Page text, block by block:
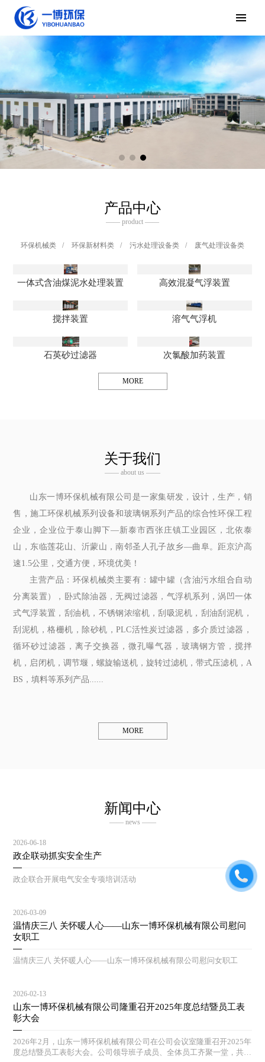
产品中心
—— product ——
环保机械类 / 环保新材料类 / 污水处理设备类 / 废气处理设备类
一体式含油煤泥水处理装置 高效混凝气浮装置
搅拌装置 溶气气浮机
石英砂过滤器 次氯酸加药装置
MORE
关于我们
—— about us ——
山东一博环保机械有限公司是一家集研发，设计，生产，销
售，施工环保机械系列设备和玻璃钢系列产品的综合性环保工程
企业，企业位于泰山脚下—新泰市西张庄镇工业园区，北依泰
山，东临莲花山、沂蒙山，南邻圣人孔子故乡—曲阜。距京沪高
速1.5公里，交通方便，环境优美！
主营产品：环保机械类主要有：罐中罐（含油污水组合自动
分离装置），卧式除油器，无阀过滤器，气浮机系列，涡凹一体
式气浮装置，刮油机，不锈钢浓缩机，刮吸泥机，刮油刮泥机，
刮泥机，格栅机，除砂机，PLC活性炭过滤器，多介质过滤器，
循环砂过滤器，离子交换器，微孔曝气器，玻璃钢方管，搅拌
机，启闭机，调节堰，螺旋输送机，旋转过滤机，带式压滤机，A
BS，填料等系列产品......
MORE
新闻中心
—— news ——
2026-06-18
政企联动抓实安全生产
政企联合开展电气安全专项培训活动
2026-03-09
温情庆三八 关怀暖人心——山东一博环保机械有限公司慰问
女职工
温情庆三八 关怀暖人心——山东一博环保机械有限公司慰问女职工
2026-02-13
山东一博环保机械有限公司隆重召开2025年度总结暨员工表
彰大会
2026年2月，山东一博环保机械有限公司在公司会议室隆重召开2025年
度总结暨员工表彰大会。公司领导班子成员、全体员工齐聚一堂，共同